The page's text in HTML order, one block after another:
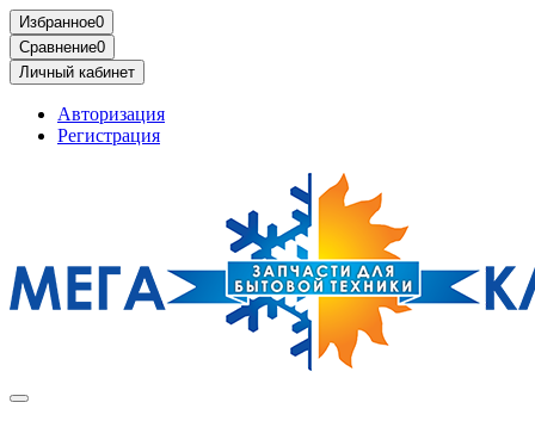
Избранное0
Сравнение0
Личный кабинет
Авторизация
Регистрация